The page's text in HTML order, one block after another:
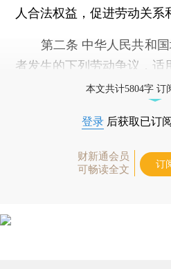
人合法权益，促进劳动关系
第二条 中华人民共和国
者发生的下列劳动争议，适
本文共计5804字 订
登录 后获取已订
财新通会员
可畅读全文
订